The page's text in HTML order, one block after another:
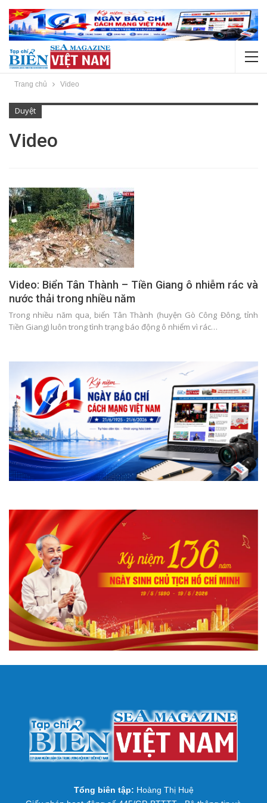
Trang chủ Video
Duyệt
Video
Video: Biển Tân Thành – Tiền Giang ô nhiễm rác và
nước thải trong nhiều năm
Trong nhiều năm qua, biển Tân Thành (huyện Gò Công Đông, tỉnh
Tiền Giang) luôn trong tình trạng báo động ô nhiểm vì rác…
Tổng biên tập: Hoàng Thị Huệ